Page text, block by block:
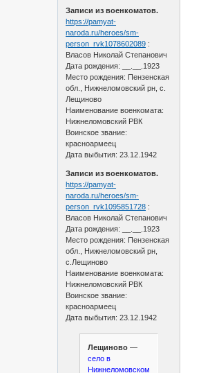
Записи из военкоматов.
https://pamyat-
naroda.ru/heroes/sm-
person_rvk1078602089 :
Власов Николай Степанович
Дата рождения: __.__.1923
Место рождения: Пензенская
обл., Нижнеломовский рн, с.
Лещиново
Наименование военкомата:
Нижнеломовский РВК
Воинское звание:
красноармеец
Дата выбытия: 23.12.1942
Записи из военкоматов.
https://pamyat-
naroda.ru/heroes/sm-
person_rvk1095851728 :
Власов Николай Степанович
Дата рождения: __.__.1923
Место рождения: Пензенская
обл., Нижнеломовский рн,
с.Лещиново
Наименование военкомата:
Нижнеломовский РВК
Воинское звание:
красноармеец
Дата выбытия: 23.12.1942
Лещиново —
село в
Нижнеломовском